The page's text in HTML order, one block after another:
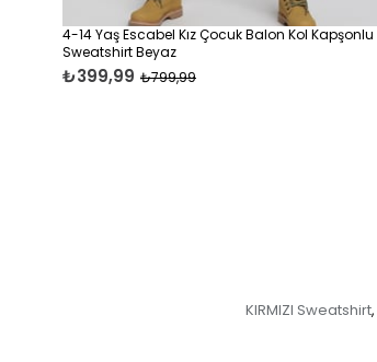
4-14 Yaş Escabel Kız Çocuk Balon Kol Kapşonlu
Sweatshirt Beyaz
₺399,99 ₺799,99
KIRMIZI Sweatshirt,